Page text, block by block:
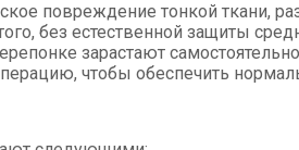
повреждение тонкой ткани,
без естественной защиты
зарастают
чтобы обеспечить